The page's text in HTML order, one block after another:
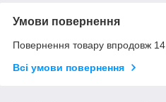
Умови повернення
Повернення товару впродовж 14
Всі умови повернення